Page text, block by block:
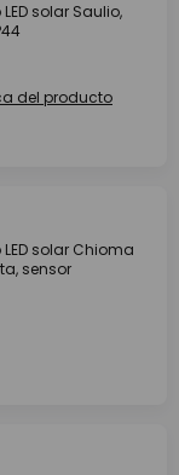
solar Saulio,
del producto
solar Chioma
sensor